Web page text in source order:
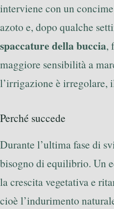
interviene con un
azoto e, dopo qualche
spaccature della buccia,
maggiore sensibilità a
l’irrigazione è irregolare,
Perché succede
Durante l’ultima fase di
bisogno di equilibrio. Un
la crescita vegetativa e
cioè l’indurimento